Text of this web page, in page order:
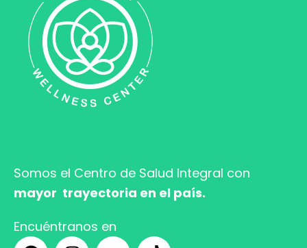
Somos el Centro de Salud Integral con
mayor trayectoria en el país.
Encuéntranos en